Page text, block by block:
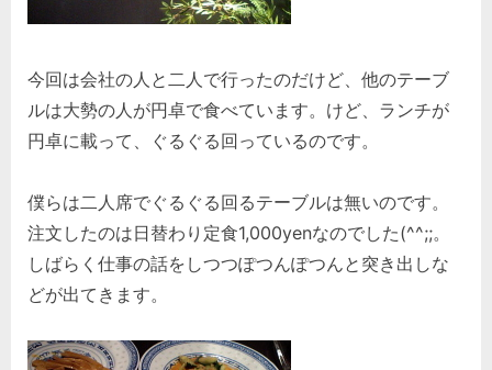
今回は会社の人と二人で行ったのだけど、他のテーブ
ルは大勢の人が円卓で食べています。けど、ランチが
円卓に載って、ぐるぐる回っているのです。
僕らは二人席でぐるぐる回るテーブルは無いのです。
注文したのは日替わり定食1,000yenなのでした(^^;;。
しばらく仕事の話をしつつぽつんぽつんと突き出しな
どが出てきます。